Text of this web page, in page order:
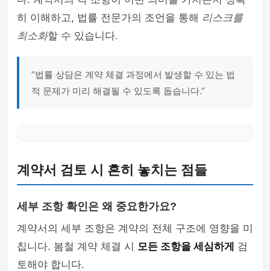
히 이해하고, 법률 전문가의 조언을 통해 리스크를
최소화할 수 있습니다.
“법률 상담은 계약 체결 과정에서 발생할 수 있는 법
적 문제가 미리 해결될 수 있도록 돕습니다.”
계약서 검토 시 흔히 놓치는 점들
세부 조항 확인은 왜 중요한가요?
계약서의 세부 조항은 계약의 전체 구조에 영향을 미
칩니다. 봄철 계약 체결 시 모든 조항을 세심하게 검
토해야 합니다.